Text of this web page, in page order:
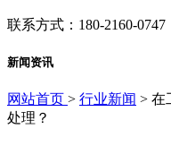
联系方式：180-2160-0747
新闻资讯
网站首页 > 行业新闻 > 在
处理？